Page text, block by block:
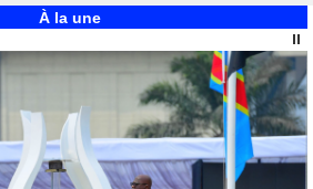
À la une